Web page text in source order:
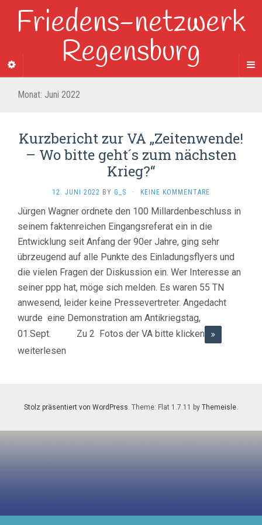
Friedens-netzwerk
Regensburg
Monat: Juni 2022
Kurzbericht zur VA „Zeitenwende!
– Wo bitte geht´s zum nächsten
Krieg?“
12. JUNI 2022 BY G_S · KEINE KOMMENTARE
Jürgen Wagner ordnete den 100 Millardenbeschluss in
seinem faktenreichen Eingangsreferat ein in die
Entwicklung seit Anfang der 90er Jahre, ging sehr
übrzeugend auf alle Punkte des Einladungsflyers und
die vielen Fragen der Diskussion ein. Wer Interesse an
seiner ppp hat, möge sich melden. Es waren 55 TN
anwesend, leider keine Pressevertreter. Angedacht
wurde eine Demonstration am Antikriegstag,
01.Sept. Zu 2 Fotos der VA bitte klicken
weiterlesen
Stolz präsentiert von WordPress. Theme: Flat 1.7.11 by Themeisle.